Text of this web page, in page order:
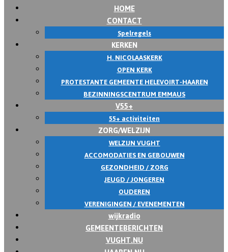
HOME
CONTACT
Spelregels
KERKEN
H. NICOLAASKERK
OPEN KERK
PROTESTANTE GEMEENTE HELEVOIRT-HAAREN
BEZINNINGSCENTRUM EMMAUS
V55+
55+ activiteiten
ZORG/WELZIJN
WELZIJN VUGHT
ACCOMODATIES EN GEBOUWEN
GEZONDHEID / ZORG
JEUGD / JONGEREN
OUDEREN
VERENIGINGEN / EVENEMENTEN
wijkradio
GEMEENTEBERICHTEN
VUGHT.NU